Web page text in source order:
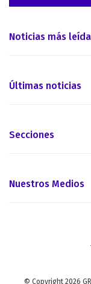
Noticias más
Últimas noticias
Secciones
Nuestros Medios
© Copyright 2026